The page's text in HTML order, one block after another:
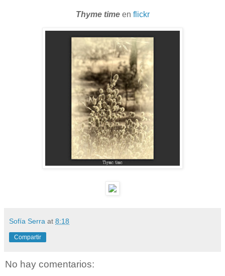
Thyme timeen flickr
Sofía Serra at 8:18
Compartir
No hay comentarios: